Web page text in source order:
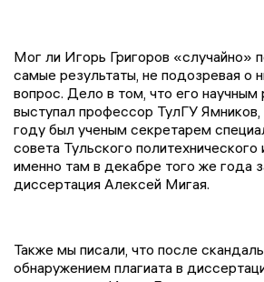
Мог ли Игорь Григоров «случайно»
самые результаты, не подозревая о
вопрос. Дело в том, что его
выступал профессор ТулГУ
году был ученым секретарем
совета Тульского политехнического
именно там в декабре того же года
диссертация Алексей Мигая.
Также мы писали, что после
обнаружением плагиата в